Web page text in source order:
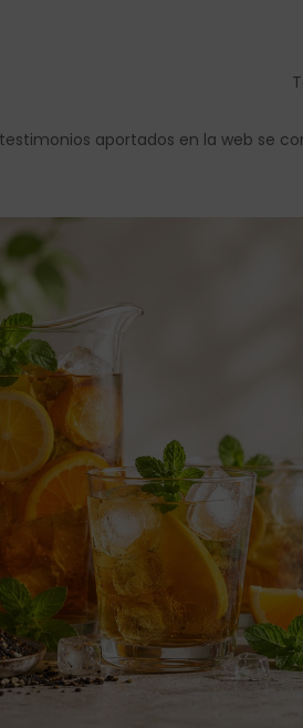
testimonios aportados en la web se